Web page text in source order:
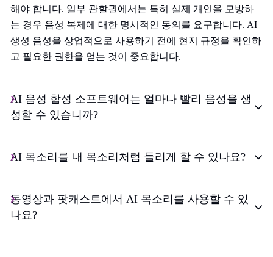
해야 합니다. 일부 관할권에서는 특히 실제 개인을 모방하
는 경우 음성 복제에 대한 명시적인 동의를 요구합니다. AI
생성 음성을 상업적으로 사용하기 전에 현지 규정을 확인하
고 필요한 권한을 얻는 것이 중요합니다.
AI 음성 합성 소프트웨어는 얼마나 빨리 음성을 생
성할 수 있습니까?
AI 목소리를 내 목소리처럼 들리게 할 수 있나요?
동영상과 팟캐스트에서 AI 목소리를 사용할 수 있
나요?